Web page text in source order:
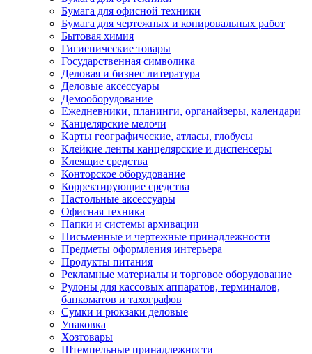
Бумага для офисной техники
Бумага для чертежных и копировальных работ
Бытовая химия
Гигиенические товары
Государственная символика
Деловая и бизнес литература
Деловые аксессуары
Демооборудование
Ежедневники, планинги, органайзеры, календари
Канцелярские мелочи
Карты географические, атласы, глобусы
Клейкие ленты канцелярские и диспенсеры
Клеящие средства
Конторское оборудование
Корректирующие средства
Настольные аксессуары
Офисная техника
Папки и системы архивации
Письменные и чертежные принадлежности
Предметы оформления интерьера
Продукты питания
Рекламные материалы и торговое оборудование
Рулоны для кассовых аппаратов, терминалов,
банкоматов и тахографов
Сумки и рюкзаки деловые
Упаковка
Хозтовары
Штемпельные принадлежности